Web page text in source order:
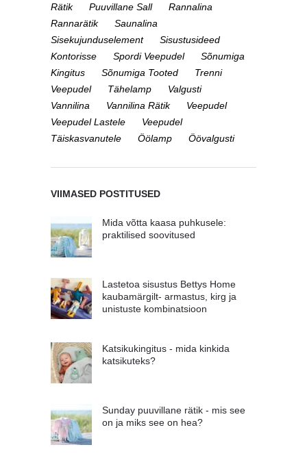
Rätik
Puuvillane Sall
Rannalina
Rannarätik
Saunalina
Sisekujunduselement
Sisustusideed
Kontorisse
Spordi Veepudel
Sõnumiga
Kingitus
Sõnumiga Tooted
Trenni
Veepudel
Tähelamp
Valgusti
Vannilina
Vannilina Rätik
Veepudel
Veepudel Lastele
Veepudel
Täiskasvanutele
Öölamp Öövalgusti
VIIMASED POSTITUSED
Mida võtta kaasa puhkusele:
praktilised soovitused
Lastetoa sisustus Bettys Home
kaubamärgilt- armastus, kirg ja
unistuste kombinatsioon
Katsikukingitus - mida kinkida
katsikuteks?
Sunday puuvillane rätik - mis see
on ja miks see on hea?